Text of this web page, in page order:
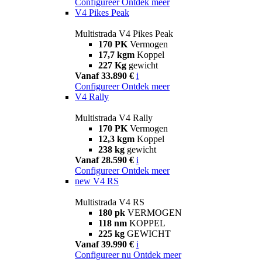
V4 Pikes Peak
Multistrada V4 Pikes Peak
170 PK Vermogen
17,7 kgm Koppel
227 Kg gewicht
Vanaf 33.890 € i
Configureer Ontdek meer
V4 Rally
Multistrada V4 Rally
170 PK Vermogen
12,3 kgm Koppel
238 kg gewicht
Vanaf 28.590 € i
Configureer Ontdek meer
new V4 RS
Multistrada V4 RS
180 pk VERMOGEN
118 nm KOPPEL
225 kg GEWICHT
Vanaf 39.990 € i
Configureer nu Ontdek meer